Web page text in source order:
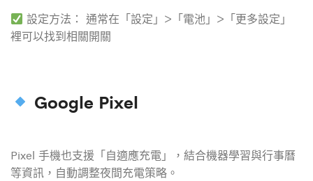
設定方法： 通常在「設定」>「電池」>「更多設定」
裡可以找到相關開關
Google Pixel
Pixel 手機也支援「自適應充電」，結合機器學習與行事曆
等資訊，自動調整夜間充電策略。